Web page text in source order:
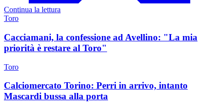
Continua la lettura
Toro
Cacciamani, la confessione ad Avellino: "La mia
priorità è restare al Toro"
Toro
Calciomercato Torino: Perri in arrivo, intanto
Mascardi bussa alla porta